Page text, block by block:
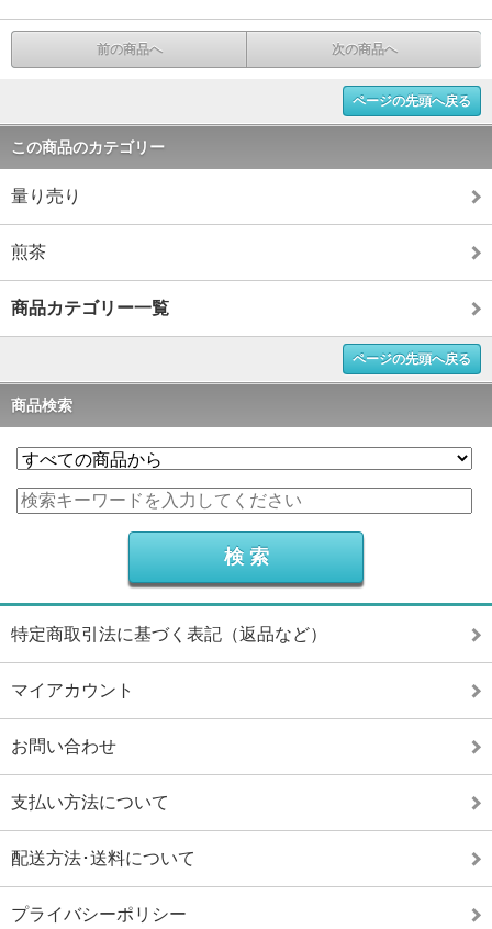
前の商品へ 次の商品へ
ページの先頭へ戻る
この商品のカテゴリー
量り売り
煎茶
商品カテゴリー一覧
ページの先頭へ戻る
商品検索
特定商取引法に基づく表記（返品など）
マイアカウント
お問い合わせ
支払い方法について
配送方法･送料について
プライバシーポリシー